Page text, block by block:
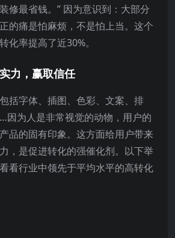
修最省钱。” 因为意识到：大部分
的痛是怕麻烦，不是怕上当。这个
化率提高了近30%。
力，赢取信任
括字体、插图、色彩、文案、排
因为人是非常视觉的动物，用户的
品的固有印象。这方面给用户带来
，是促进转化的强催化剂。以下举
看行业中领先于平均水平的高转化